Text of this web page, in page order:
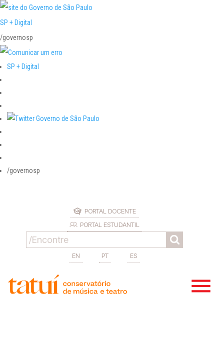
SP + Digital
/governosp
SP + Digital
/governosp
PORTAL DOCENTE
PORTAL ESTUDANTIL
EN PT ES